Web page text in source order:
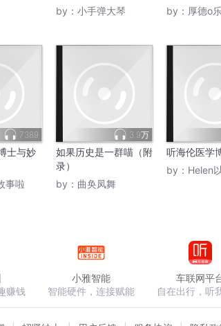
by： 小手弹大琴
by： 厚德o乐
7389
士与妙
事啦
3.9万
如果历史是一群喵（附
录）
by： 曲奂凤舞
听海伦医学
by： Helen以
赚钱
小雅智能
智能硬件，连接赋能
车联网平
自在出行，听